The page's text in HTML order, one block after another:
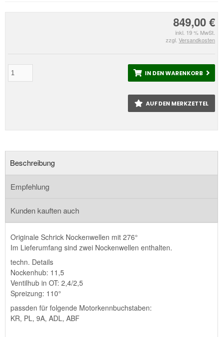
849,00 €
inkl. 19 % MwSt.
zzgl. Versandkosten
IN DEN WARENKORB
AUF DEN MERKZETTEL
Beschreibung
Empfehlung
Kunden kauften auch
Originale Schrick Nockenwellen mit 276°
Im Lieferumfang sind zwei Nockenwellen enthalten.
techn. Details
Nockenhub: 11,5
Ventilhub in OT: 2,4/2,5
Spreizung: 110°
passden für folgende Motorkennbuchstaben:
KR, PL, 9A, ADL, ABF